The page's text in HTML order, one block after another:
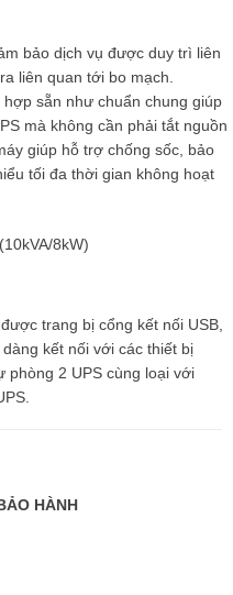
bảo dịch vụ được duy trì liên
liên quan tới bo mạch.
sẵn như chuẩn chung giúp
mà không cần phải tắt nguồn
giúp hỗ trợ chống sốc, bảo
tối đa thời gian không hoạt
được trang bị cổng kết nối USB,
kết nối với các thiết bị
phòng 2 UPS cùng loại với
HÀNH